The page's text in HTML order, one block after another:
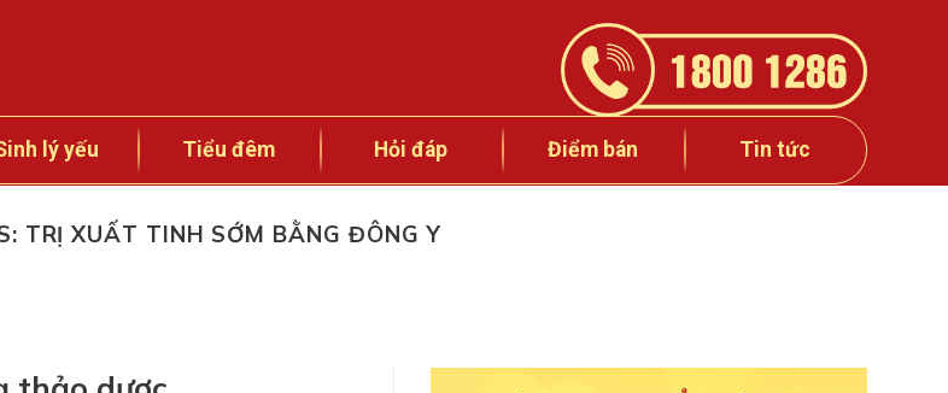
lý yếu Tiểu đêm Hỏi đáp Điểm bán Tin tức
TRỊ XUẤT TINH SỚM BẰNG ĐÔNG Y